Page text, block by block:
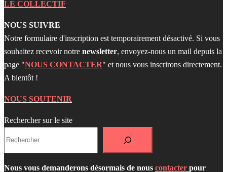
LE COLLECTIF
NOUS SUIVRE
Notre formulaire d'inscription est temporairement désactivé. Si vous
souhaitez recevoir notre newsletter, envoyez-nous un mail depuis la
page "NOUS CONTACTER" et nous vous inscrirons directement.
A bientôt !
NOUS SOUTENIR
Rechercher sur le site
Nous vous demanderons désormais de nous contacter pour